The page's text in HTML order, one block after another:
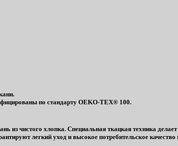
по стандарту OEKO-TEX® 100.
чистого хлопка. Специальная ткацкая техника
легкий уход и высокое потребительское